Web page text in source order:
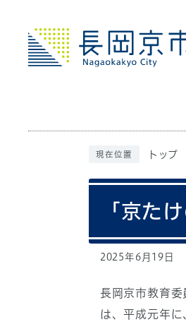
現在位置 トップ
「京た
2025年6月19日
長岡京市教育
は、平成元年